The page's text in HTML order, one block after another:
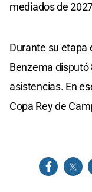
mediados de
Durante su etapa
Benzema disputó
asistencias. En
Copa Rey de